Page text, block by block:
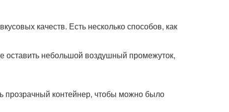
качеств. Есть несколько способов, как
оставить небольшой воздушный промежуток,
прозрачный контейнер, чтобы можно было